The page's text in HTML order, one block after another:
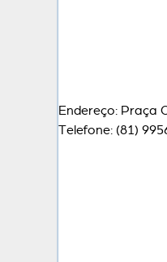
Endereço: Praça
Telefone: (81)